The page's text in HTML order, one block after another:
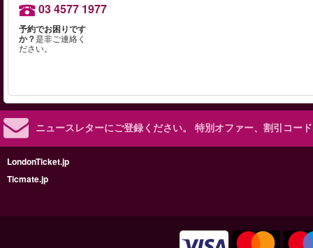
03 4577 1977
予約でお困りです
か？是非ご連絡く
ださい。
ニュースレターにご登録ください。 特別オファー、割引コー
LondonTicket.jp
Ticmate.jp